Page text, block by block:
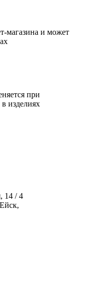
магазина и может
при
изделиях
14 / 4